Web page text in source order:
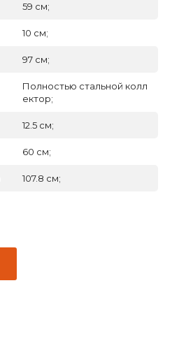
59 см;
10 см;
97 см;
Полностью стальной колл
ектор;
12.5 см;
60 см;
107.8 см;